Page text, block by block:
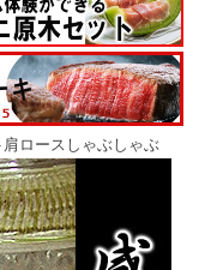
ロースしゃぶしゃぶ